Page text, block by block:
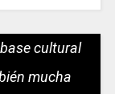
cultural
mucha